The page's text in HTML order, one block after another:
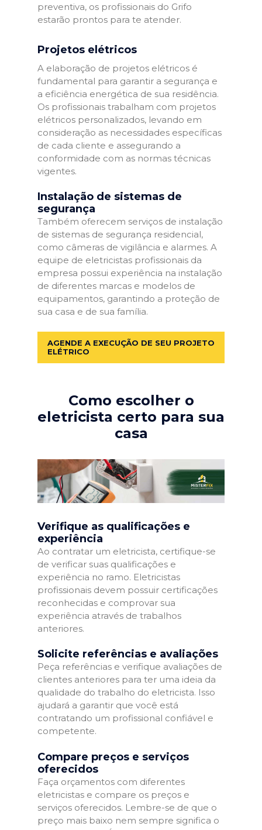
preventiva, os profissionais do Grifo
estarão prontos para te atender.
Projetos elétricos
A elaboração de projetos elétricos é
fundamental para garantir a segurança e
a eficiência energética de sua residência.
Os profissionais trabalham com projetos
elétricos personalizados, levando em
consideração as necessidades específicas
de cada cliente e assegurando a
conformidade com as normas técnicas
vigentes.
Instalação de sistemas de
segurança
Também oferecem serviços de instalação
de sistemas de segurança residencial,
como câmeras de vigilância e alarmes. A
equipe de eletricistas profissionais da
empresa possui experiência na instalação
de diferentes marcas e modelos de
equipamentos, garantindo a proteção de
sua casa e de sua família.
AGENDE A EXECUÇÃO DE SEU PROJETO
ELÉTRICO
Como escolher o
eletricista certo para sua
casa
Verifique as qualificações e
experiência
Ao contratar um eletricista, certifique-se
de verificar suas qualificações e
experiência no ramo. Eletricistas
profissionais devem possuir certificações
reconhecidas e comprovar sua
experiência através de trabalhos
anteriores.
Solicite referências e avaliações
Peça referências e verifique avaliações de
clientes anteriores para ter uma ideia da
qualidade do trabalho do eletricista. Isso
ajudará a garantir que você está
contratando um profissional confiável e
competente.
Compare preços e serviços
oferecidos
Faça orçamentos com diferentes
eletricistas e compare os preços e
serviços oferecidos. Lembre-se de que o
preço mais baixo nem sempre significa o